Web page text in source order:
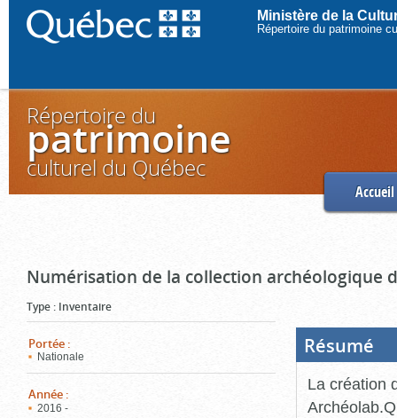
Ministère de la
Répertoire du patrimoine
Répertoire du
patrimoine
culturel du Québec
Accueil
Numérisation de la collection archéologique
Type : Inventaire
Portée :
Nationale
Année :
2016 -
Résumé
La création